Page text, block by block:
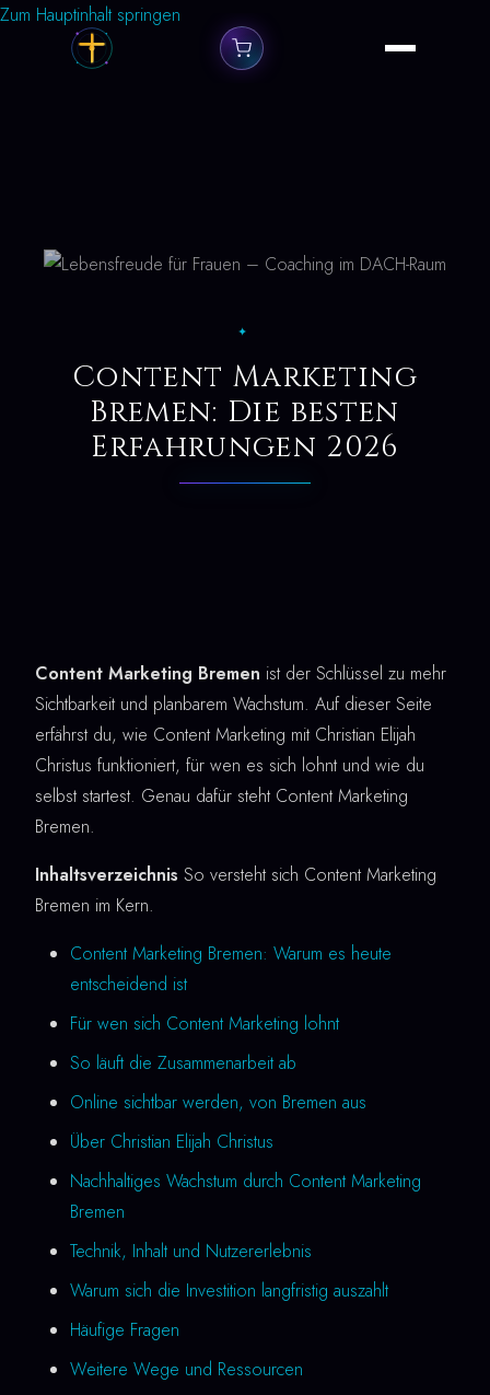
Zum Hauptinhalt springen
✦
Content Marketing
Bremen: Die besten
Erfahrungen 2026
Content Marketing Bremen ist der Schlüssel zu mehr
Sichtbarkeit und planbarem Wachstum. Auf dieser Seite
erfährst du, wie Content Marketing mit Christian Elijah
Christus funktioniert, für wen es sich lohnt und wie du
selbst startest. Genau dafür steht Content Marketing
Bremen.
Inhaltsverzeichnis So versteht sich Content Marketing
Bremen im Kern.
Content Marketing Bremen: Warum es heute
entscheidend ist
Für wen sich Content Marketing lohnt
So läuft die Zusammenarbeit ab
Online sichtbar werden, von Bremen aus
Über Christian Elijah Christus
Nachhaltiges Wachstum durch Content Marketing
Bremen
Technik, Inhalt und Nutzererlebnis
Warum sich die Investition langfristig auszahlt
Häufige Fragen
Weitere Wege und Ressourcen